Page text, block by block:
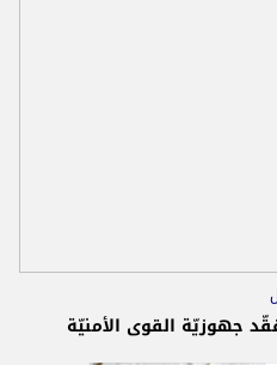
جهوزيّة القوى الأمنيّة